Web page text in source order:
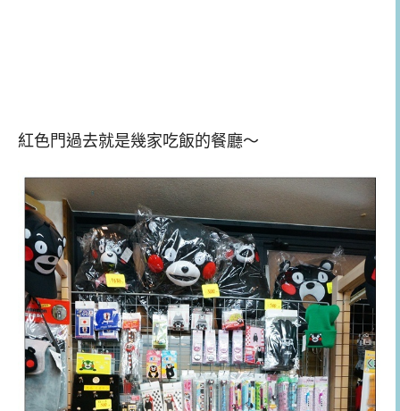
紅色門過去就是幾家吃飯的餐廳～